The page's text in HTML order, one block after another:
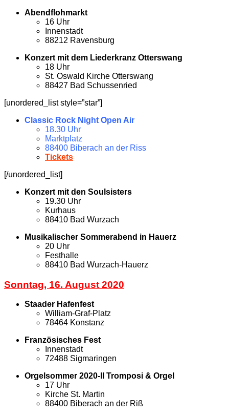
Abendflohmarkt
16 Uhr
Innenstadt
88212 Ravensburg
Konzert mit dem Liederkranz Otterswang
18 Uhr
St. Oswald Kirche Otterswang
88427 Bad Schussenried
[unordered_list style=”star”]
Classic Rock Night Open Air
18.30 Uhr
Marktplatz
88400 Biberach an der Riss
Tickets
[/unordered_list]
Konzert mit den Soulsisters
19.30 Uhr
Kurhaus
88410 Bad Wurzach
Musikalischer Sommerabend in Hauerz
20 Uhr
Festhalle
88410 Bad Wurzach-Hauerz
Sonntag, 16. August 2020
Staader Hafenfest
William-Graf-Platz
78464 Konstanz
Französisches Fest
Innenstadt
72488 Sigmaringen
Orgelsommer 2020-II Tromposi & Orgel
17 Uhr
Kirche St. Martin
88400 Biberach an der Riß